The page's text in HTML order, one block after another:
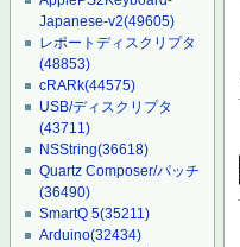
Japanese-v2(49605)
レポートディスクリプタ
(48853)
cRARk(44575)
USB/ディスクリプタ
(43711)
NSString(36618)
Quartz Composer/パッチ
(36490)
SmartQ 5(35211)
Arduino(32434)